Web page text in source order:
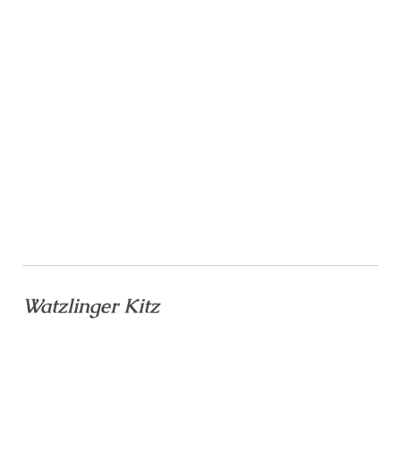
Watzlinger Kitz